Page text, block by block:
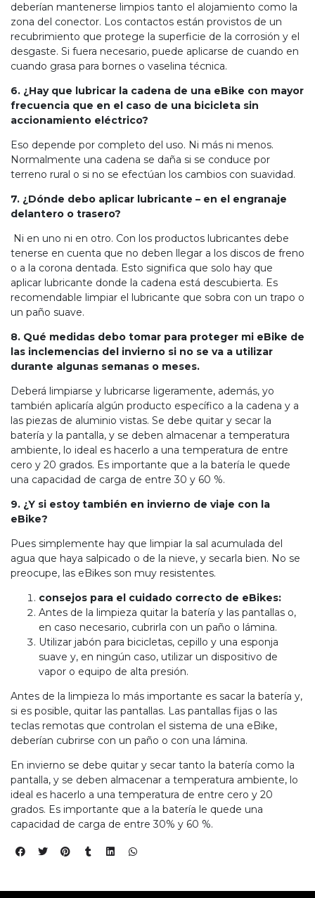
correo y
por
premios
JUGAR
deberían mantenerse limpios tanto el alojamiento como la
zona del conector. Los contactos están provistos de un
recubrimiento que protege la superficie de la corrosión y el
desgaste. Si fuera necesario, puede aplicarse de cuando en
cuando grasa para bornes o vaselina técnica.
6. ¿Hay que lubricar la cadena de una eBike con mayor
frecuencia que en el caso de una bicicleta sin
accionamiento eléctrico?
Eso depende por completo del uso. Ni más ni menos.
Normalmente una cadena se daña si se conduce por
terreno rural o si no se efectúan los cambios con suavidad.
7. ¿Dónde debo aplicar lubricante – en el engranaje
delantero o trasero?
Ni en uno ni en otro. Con los productos lubricantes debe
tenerse en cuenta que no deben llegar a los discos de freno
o a la corona dentada. Esto significa que solo hay que
aplicar lubricante donde la cadena está descubierta. Es
recomendable limpiar el lubricante que sobra con un trapo o
un paño suave.
8. Qué medidas debo tomar para proteger mi eBike de
las inclemencias del invierno si no se va a utilizar
durante algunas semanas o meses.
Deberá limpiarse y lubricarse ligeramente, además, yo
también aplicaría algún producto específico a la cadena y a
las piezas de aluminio vistas. Se debe quitar y secar la
batería y la pantalla, y se deben almacenar a temperatura
ambiente, lo ideal es hacerlo a una temperatura de entre
cero y 20 grados. Es importante que a la batería le quede
una capacidad de carga de entre 30 y 60 %.
9. ¿Y si estoy también en invierno de viaje con la
eBike?
Pues simplemente hay que limpiar la sal acumulada del
agua que haya salpicado o de la nieve, y secarla bien. No se
preocupe, las eBikes son muy resistentes.
consejos para el cuidado correcto de eBikes:
Antes de la limpieza quitar la batería y las pantallas o,
en caso necesario, cubrirla con un paño o lámina.
Utilizar jabón para bicicletas, cepillo y una esponja
suave y, en ningún caso, utilizar un dispositivo de
vapor o equipo de alta presión.
Antes de la limpieza lo más importante es sacar la batería y,
si es posible, quitar las pantallas. Las pantallas fijas o las
teclas remotas que controlan el sistema de una eBike,
deberían cubrirse con un paño o con una lámina.
En invierno se debe quitar y secar tanto la batería como la
pantalla, y se deben almacenar a temperatura ambiente, lo
ideal es hacerlo a una temperatura de entre cero y 20
grados. Es importante que a la batería le quede una
capacidad de carga de entre 30% y 60 %.